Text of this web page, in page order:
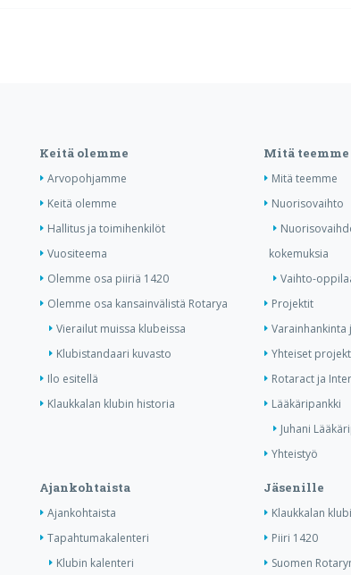
Keitä olemme
Arvopohjamme
Keitä olemme
Hallitus ja toimihenkilöt
Vuositeema
Olemme osa piiriä 1420
Olemme osa kansainvälistä Rotarya
Vierailut muissa klubeissa
Klubistandaari kuvasto
Ilo esitellä
Klaukkalan klubin historia
Mitä teemme
Mitä teemme
Nuorisovaihto
kokemuksia
Vaihto-
Projektit
Varainhankinta
Yhteiset
Rotaract ja
Lääkäripankki
Juhani
Yhteistyö
Ajankohtaista
Ajankohtaista
Tapahtumakalenteri
Klubin kalenteri
Jäsenille
Klaukkalan
Piiri 1420
Suomen